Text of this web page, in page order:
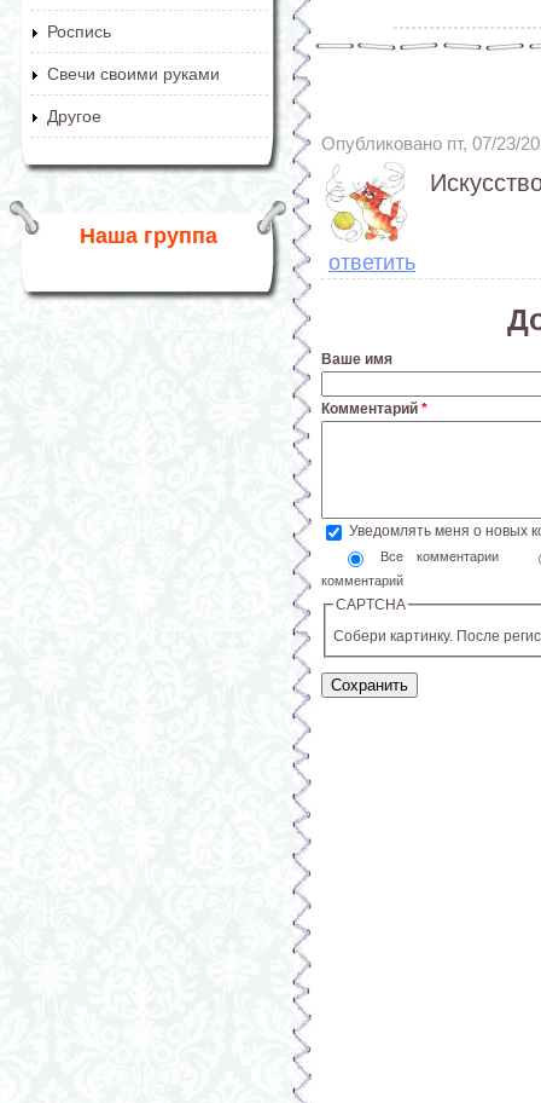
Роспись
Свечи своими руками
Другое
Наша группа
Опубликовано пт, 07/23/
ответить
Ваше имя
Комментарий *
Уведомлять меня о новых
Все комментарии
комментарий
CAPTCHA
Собери картинку. После